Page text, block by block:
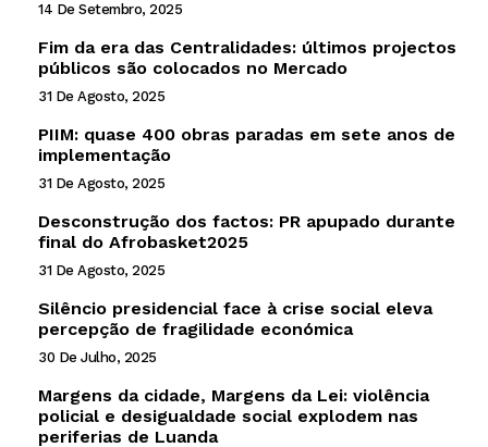
14 De Setembro, 2025
Fim da era das Centralidades: últimos projectos
públicos são colocados no Mercado
31 De Agosto, 2025
PIIM: quase 400 obras paradas em sete anos de
implementação
31 De Agosto, 2025
Desconstrução dos factos: PR apupado durante
final do Afrobasket2025
31 De Agosto, 2025
Silêncio presidencial face à crise social eleva
percepção de fragilidade económica
30 De Julho, 2025
Margens da cidade, Margens da Lei: violência
policial e desigualdade social explodem nas
periferias de Luanda